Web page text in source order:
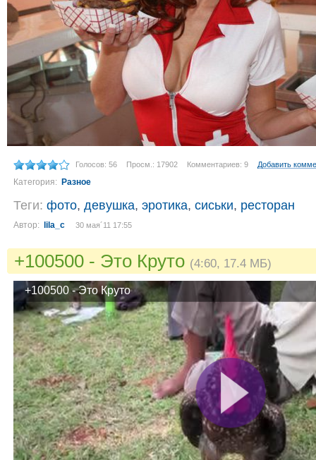
Голосов: 56 Просм.: 17902 Комментариев: 9 Добавить
Категория: Разное
Теги: фото, девушка, эротика, сиськи, ресторан
Автор: lila_c 30 мая´11 17:55
+100500 - Это Круто (4:60, 17.4 МБ)
+100500 - Это Круто